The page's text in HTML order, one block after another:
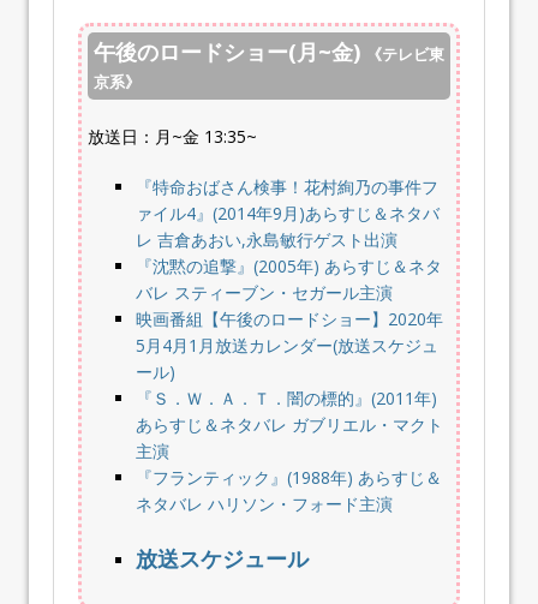
午後のロードショー(月~金)
《テレビ東
京系》
放送日：月~金 13:35~
『特命おばさん検事！花村絢乃の事件フ
ァイル4』(2014年9月)あらすじ＆ネタバ
レ 吉倉あおい,永島敏行ゲスト出演
『沈黙の追撃』(2005年) あらすじ＆ネタ
バレ スティーブン・セガール主演
映画番組【午後のロードショー】2020年
5月4月1月放送カレンダー(放送スケジュ
ール)
『Ｓ．Ｗ．Ａ．Ｔ．闇の標的』(2011年)
あらすじ＆ネタバレ ガブリエル・マクト
主演
『フランティック』(1988年) あらすじ＆
ネタバレ ハリソン・フォード主演
放送スケジュール